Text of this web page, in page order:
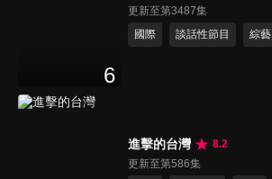
6
更新至第3487集
國際
談話性節目 綜藝
進擊的台灣
8.2
更新至第586集